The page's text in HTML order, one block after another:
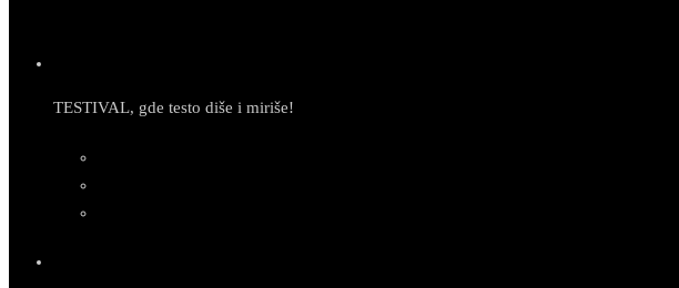
TESTIVAL, gde testo diše i miriše!